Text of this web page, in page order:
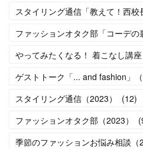
スタイリング通信「教えて！西校
ファッションオタク部「コーデの
やってみたくなる！ 着こなし講座
ゲストトーク「... and fashion」（
スタイリング通信（2023）
(12)
ファッションオタク部（2023）
(
季節のファッションお悩み相談（